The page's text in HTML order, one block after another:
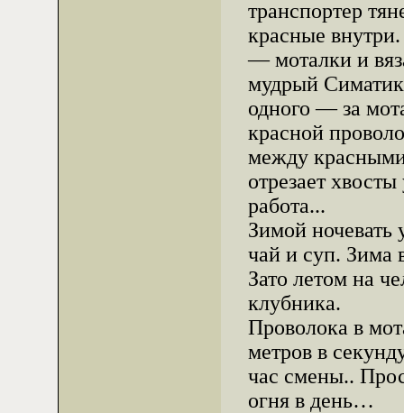
транспортер
красные
— моталки и
мудрый
одного — за
красной
между
отрезает
работа...
Зимой ночевать
чай и суп. Зима
Зато летом на
клубника.
Проволока в
метров в
час смены..
огня в день…